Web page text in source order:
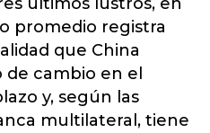
promedio registra
que China
cambio en el
y, según las
multilateral, tiene